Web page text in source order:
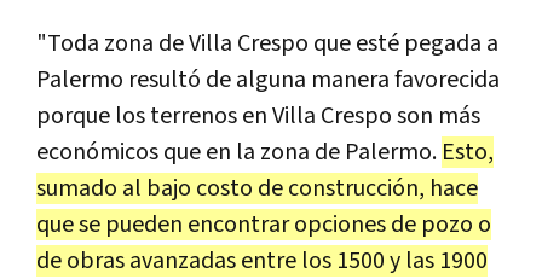
"Toda zona de Villa Crespo que esté pegada a
Palermo resultó de alguna manera favorecida
porque los terrenos en Villa Crespo son más
económicos que en la zona de Palermo. Esto,
sumado al bajo costo de construcción, hace
que se pueden encontrar opciones de pozo o
de obras avanzadas entre los 1500 y las 1900